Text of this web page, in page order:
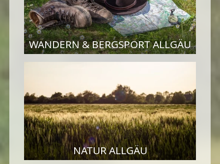
WANDERN & BERGSPORT ALLGÄU
NATUR ALLGÄU